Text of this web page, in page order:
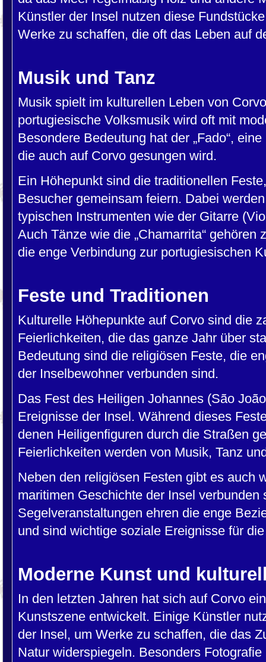
Künstler der Insel nutzen diese
Werke zu schaffen, die oft das Leben auf
Musik und Tanz
Musik spielt im kulturellen Leben von
portugiesische Volksmusik wird oft mit
Besondere Bedeutung hat der „Fado“,
die auch auf Corvo gesungen wird.
Ein Höhepunkt sind die traditionellen
Besucher gemeinsam feiern. Dabei
typischen Instrumenten wie der Gitarre
Auch Tänze wie die „Chamarrita“
die enge Verbindung zur portugiesischen
Feste und Traditionen
Kulturelle Höhepunkte auf Corvo sind die
Feierlichkeiten, die das ganze Jahr über
Bedeutung sind die religiösen Feste, die
der Inselbewohner verbunden sind.
Das Fest des Heiligen Johannes (São
Ereignisse der Insel. Während dieses
denen Heiligenfiguren durch die Straßen
Feierlichkeiten werden von Musik, Tanz
Neben den religiösen Festen gibt es auch
maritimen Geschichte der Insel verbunden
Segelveranstaltungen ehren die enge
und sind wichtige soziale Ereignisse für
Moderne Kunst und
In den letzten Jahren hat sich auf Corvo
Kunstszene entwickelt. Einige Künstler
der Insel, um Werke zu schaffen, die das
Natur widerspiegeln. Besonders